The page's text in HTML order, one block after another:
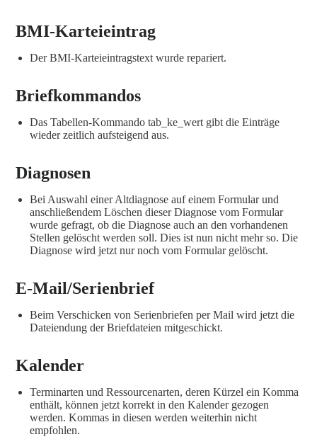
BMI-Karteieintrag
Der BMI-Karteieintragstext wurde repariert.
Briefkommandos
Das Tabellen-Kommando tab_ke_wert gibt die Einträge
wieder zeitlich aufsteigend aus.
Diagnosen
Bei Auswahl einer Altdiagnose auf einem Formular und
anschließendem Löschen dieser Diagnose vom Formular
wurde gefragt, ob die Diagnose auch an den vorhandenen
Stellen gelöscht werden soll. Dies ist nun nicht mehr so. Die
Diagnose wird jetzt nur noch vom Formular gelöscht.
E-Mail/Serienbrief
Beim Verschicken von Serienbriefen per Mail wird jetzt die
Dateiendung der Briefdateien mitgeschickt.
Kalender
Terminarten und Ressourcenarten, deren Kürzel ein Komma
enthält, können jetzt korrekt in den Kalender gezogen
werden. Kommas in diesen werden weiterhin nicht
empfohlen.